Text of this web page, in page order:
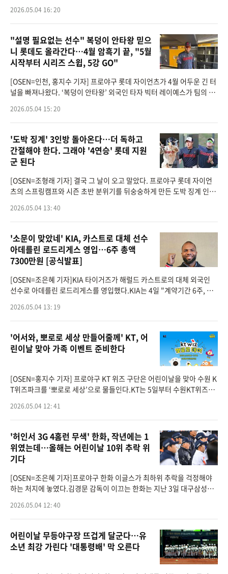
장에서 열린 2026
2026.05.04 16: 20
"설명 필요없는 선수" 복덩이 안타왕 믿으
니 롯데도 올라간다…4월 암흑기 끝, "5월
시작부터 시리즈 스윕, 5강 GO"
[OSEN=인천, 홍지수 기자] 프로야구 롯데 자이언츠가 4월 어두운 긴 터
널을 빠져나왔다. ‘복덩이 안타왕’ 외국인 타자 빅터 레이예스가 팀의 연
은행 SOL Ba
2026.05.04 15: 20
'도박 징계' 3인방 돌아온다…더 독하고
간절해야 한다. 그래야 '4연승' 롯데 지원
군 된다
[OSEN=조형래 기자] 결국 그 날이 오고 말았다. 프로야구 롯데 자이언
츠의 스프링캠프와 시즌 초반 분위기를 뒤숭숭하게 만든 도박 징계 인원
운 일에 휘말렸
2026.05.04 13: 40
'소문이 맞았네' KIA, 카스트로 대체 선수
아데를린 로드리게스 영입…6주 총액
7300만원 [공식발표]
[OSEN=조은혜 기자]KIA 타이거즈가 해럴드 카스트로의 대체 외국인
선수로 아데를린 로드리게스를 영입했다.KIA는 4일 "계약기간 6주, 연
KIA 관계자는 &
2026.05.04 13: 19
'어서와, 뽀로로 세상 만들어줄께' KT, 어
린이날 맞아 가족 이벤트 준비한다
[OSEN=홍지수 기자] 프로야구 KT 위즈 구단은 어린이날을 맞아 수원 K
T위즈파크를 ‘뽀로로 세상’으로 물들인다.KT는 5일부터 수원KT위즈파
2026.05.04 12: 41
'허인서 3G 4홈런 무색' 한화, 작년에는 1
위였는데…올해는 어린이날 10위 추락 위
기다
[OSEN=조은혜 기자]프로야구 한화 이글스가 최하위 추락을 걱정해야
하는 처지에 놓였다.김경문 감독이 이끄는 한화는 지난 3일 대구삼성라
정경기에서 6-7로 끝내기
2026.05.04 12: 40
어린이날 무등야구장 뜨겁게 달군다…유
소년 최강 가린다 '대통령배' 막 오른다